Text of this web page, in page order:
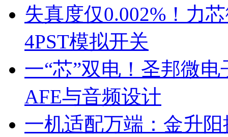
失真度仅0.002%！力
4PST模拟开关
一“芯”双电！圣邦微
AFE与音频设计
一机适配万端：金升